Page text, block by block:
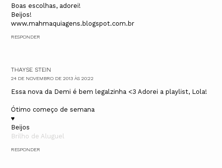
Boas escolhas, adorei!
Beijos!
www.mahmaquiagens.blogspot.com.br
RESPONDER
THAYSE STEIN
24 DE NOVEMBRO DE 2013 ÀS 20:22
Essa nova da Demi é bem legalzinha <3 Adorei a playlist, Lola!
Ótimo começo de semana
♥
Beijos
Brilho de Aluguel
RESPONDER